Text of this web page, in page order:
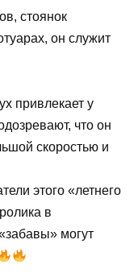
стоянок
он служит
привлекает у
что он
скоростью и
этого «летнего
в
могут